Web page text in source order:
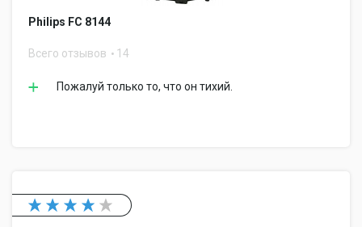
Philips FC 8144
Всего отзывов 14
Пожалуй только то, что он тихий.